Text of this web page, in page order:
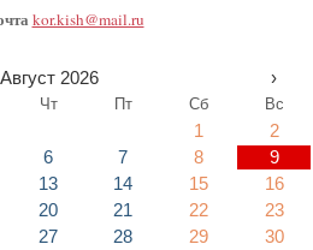
kor.kish@mail.ru
Август 2026 ›
Чт Пт Сб Вс
1
2
6 7 8
9
13 14 15
16
20 21 22
23
27 28 29
30